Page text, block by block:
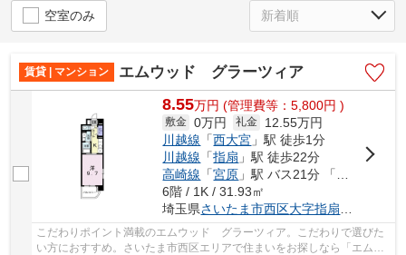
空室のみ
賃貸 | マンション エムウッド グラーツィア
8.55万円 (管理費等：5,800円 )
敷金 0万円 礼金
12.55万円
川越線 「西大宮 」駅 徒歩1分
川越線 「指扇 」駅 徒歩22分
高崎線 「宮原 」駅 バス21分 「西大宮駅」 停歩3分
6階 / 1K / 31.93㎡
埼玉県さいたま市西区大字指扇
こだわりポイント満載のエムウッド グラーツィア。こだわりで選びた
い方におすすめ。さいたま市西区エリアで住まいをお探しなら「エムウ